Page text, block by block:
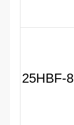
25HBF-8